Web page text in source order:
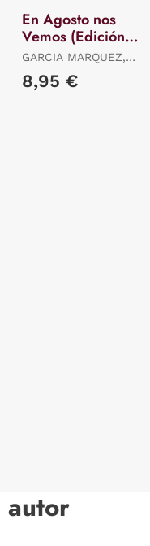
En Agosto nos
Vemos (Edición
Limitada)
GARCIA MARQUEZ,
GABRIEL
8,95 €
autor